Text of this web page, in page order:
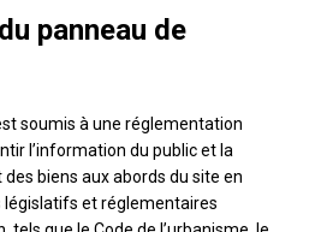
panneau de
soumis à une réglementation
l’information du public et la
biens aux abords du site en
et réglementaires